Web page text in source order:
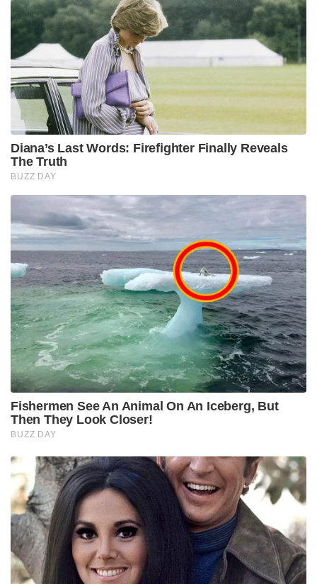
Diana’s Last Words: Firefighter Finally Reveals
The Truth
BUZZ DAY
Fishermen See An Animal On An Iceberg, But
Then They Look Closer!
BUZZ DAY